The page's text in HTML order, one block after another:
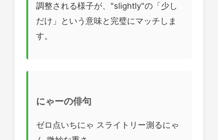
調整される様子が、"slightly"の「少し
だけ」という意味と完璧にマッチしま
す。
にゃーの俳句
ゼロ点いちにゃ スライトリー測るにゃ